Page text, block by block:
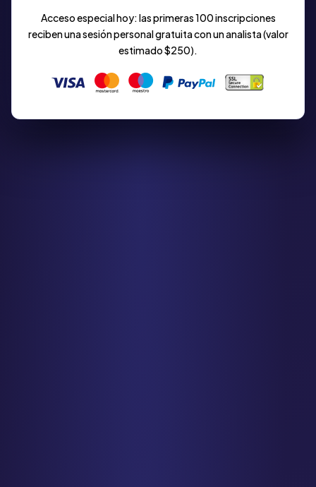
Acceso especial hoy: las primeras 100 inscripciones
reciben una sesión personal gratuita con un analista (valor
estimado $250).